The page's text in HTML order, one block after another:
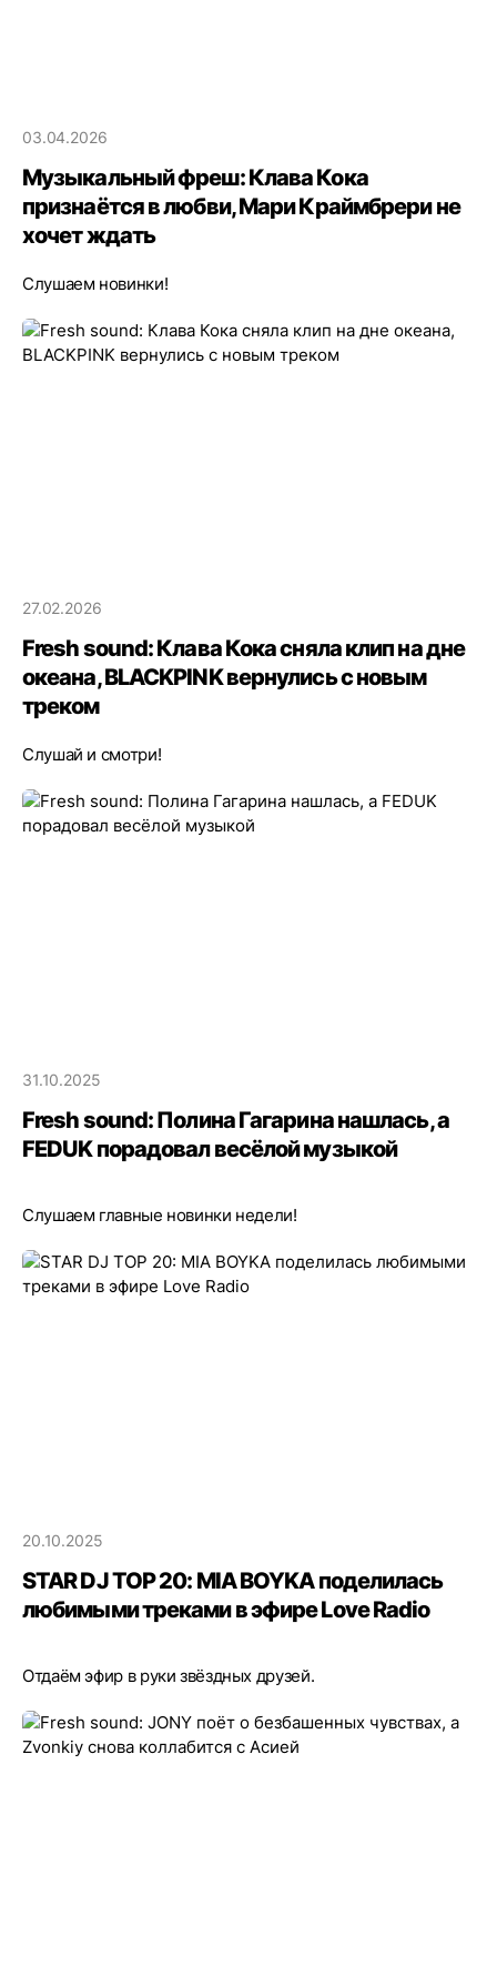
03.04.2026
Музыкальный фреш: Клава Кока
признаётся в любви, Мари Краймбрери не
хочет ждать
Слушаем новинки!
27.02.2026
Fresh sound: Клава Кока сняла клип на дне
океана, BLACKPINK вернулись с новым
треком
Слушай и смотри!
31.10.2025
Fresh sound: Полина Гагарина нашлась, а
FEDUK порадовал весёлой музыкой
Слушаем главные новинки недели!
20.10.2025
STAR DJ TOP 20: MIA BOYKA поделилась
любимыми треками в эфире Love Radio
Отдаём эфир в руки звёздных друзей.